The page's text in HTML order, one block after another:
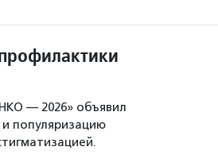
— 2026» объявил
и популяризацию